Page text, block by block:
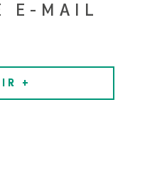
E-MAIL
+